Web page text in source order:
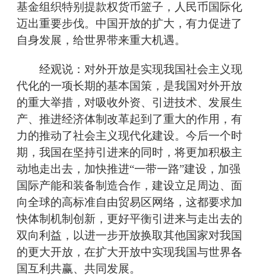
基金组织特别提款权货币篮子，人民币国际化
迈出重要步伐。中国开放的扩大，有力促进了
自身发展，给世界带来重大机遇。
经观说：对外开放是实现我国社会主义现
代化的一项长期的基本国策，是我国对外开放
的重大举措，对吸收外资、引进技术、发展生
产、推进经济体制改革起到了重大的作用，有
力的推动了社会主义现代化建设。今后一个时
期，我国在坚持引进来的同时，将更加积极主
动地走出去，加快推进“一带一路”建设，加强
国际产能和装备制造合作，建设立足周边、面
向全球的高标准自由贸易区网络，这都要求加
快体制机制创新，更好平衡引进来与走出去的
双向利益，以进一步开放换取其他国家对我国
的更大开放，在扩大开放中实现我国与世界各
国互利共赢、共同发展。